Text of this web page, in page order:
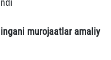
murojaatlar amaliy